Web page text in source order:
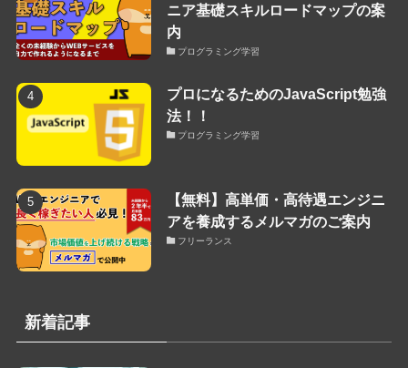
ニア基礎スキルロードマップの案
内
プログラミング学習
プロになるためのJavaScript勉強
法！！
プログラミング学習
【無料】高単価・高待遇エンジニ
アを養成するメルマガのご案内
フリーランス
新着記事